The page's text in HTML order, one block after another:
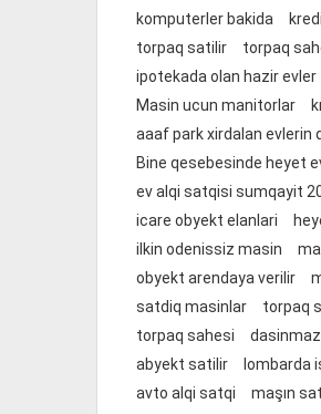
komputerler bakida
torpaq satilir
torpaq
ipotekada olan hazir evler
Masin ucun manitorlar
aaaf park xirdalan evlerin
Bine qesebesinde heyet
ev alqi satqisi sumqayit
icare obyekt elanlari
ilkin odenissiz masin
obyekt arendaya verilir
satdiq masinlar
torpaq
torpaq sahesi
abyekt satilir
lombarda
avto alqi satqi
maşın